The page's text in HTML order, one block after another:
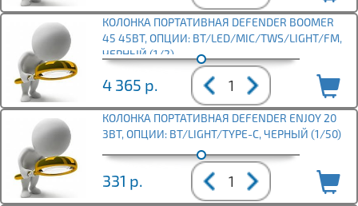
КОЛОНКА ПОРТАТИВНАЯ DEFENDER BOOMER
45 45ВТ, ОПЦИИ: BT/LED/MIC/TWS/LIGHT/FM,
ЧЕРНЫЙ (1/2)
4 365 р.
КОЛОНКА ПОРТАТИВНАЯ DEFENDER ENJOY 20
3ВТ, ОПЦИИ: BT/LIGHT/TYPE-C, ЧЕРНЫЙ (1/50)
331 р.